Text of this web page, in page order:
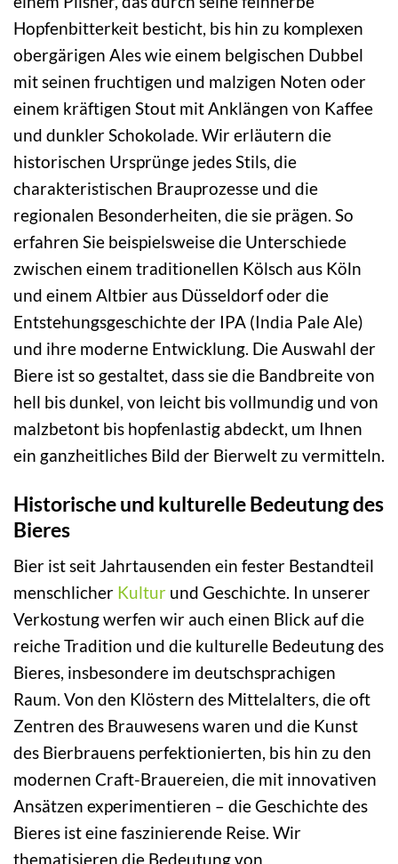
Hopfenbitterkeit besticht, bis hin zu komplexen
obergärigen Ales wie einem belgischen Dubbel
mit seinen fruchtigen und malzigen Noten oder
einem kräftigen Stout mit Anklängen von Kaffee
und dunkler Schokolade. Wir erläutern die
historischen Ursprünge jedes Stils, die
charakteristischen Brauprozesse und die
regionalen Besonderheiten, die sie prägen. So
erfahren Sie beispielsweise die Unterschiede
zwischen einem traditionellen Kölsch aus Köln
und einem Altbier aus Düsseldorf oder die
Entstehungsgeschichte der IPA (India Pale Ale)
und ihre moderne Entwicklung. Die Auswahl der
Biere ist so gestaltet, dass sie die Bandbreite von
hell bis dunkel, von leicht bis vollmundig und von
malzbetont bis hopfenlastig abdeckt, um Ihnen
ein ganzheitliches Bild der Bierwelt zu vermitteln.
Historische und kulturelle Bedeutung des
Bieres
Bier ist seit Jahrtausenden ein fester Bestandteil
menschlicher Kultur und Geschichte. In unserer
Verkostung werfen wir auch einen Blick auf die
reiche Tradition und die kulturelle Bedeutung des
Bieres, insbesondere im deutschsprachigen
Raum. Von den Klöstern des Mittelalters, die oft
Zentren des Brauwesens waren und die Kunst
des Bierbrauens perfektionierten, bis hin zu den
modernen Craft-Brauereien, die mit innovativen
Ansätzen experimentieren – die Geschichte des
Bieres ist eine faszinierende Reise. Wir
thematisieren die Bedeutung von